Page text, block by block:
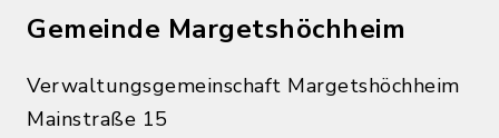
Gemeinde Margetshöchheim
Verwaltungsgemeinschaft Margetshöchheim
Mainstraße 15